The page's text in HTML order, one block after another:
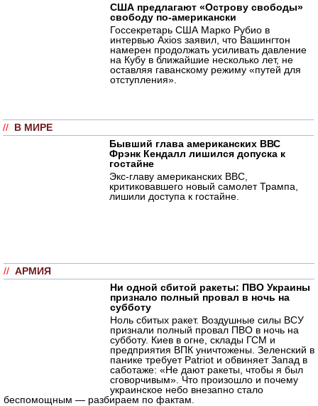
США предлагают «Острову свободы»
свободу по-американски
Госсекретарь США Марко Рубио в
интервью Axios заявил, что Вашингтон
намерен продолжать усиливать давление
на Кубу в ближайшие несколько лет, не
оставляя гаванскому режиму «путей для
отступления».
// В МИРЕ
Бывший глава американских ВВС
Фрэнк Кендалл лишился допуска к
гостайне
Экс-главу американских ВВС,
критиковавшего новый самолет Трампа,
лишили доступа к гостайне.
// АРМИЯ
Ни одной сбитой ракеты: ПВО Украины
признало полный провал в ночь на
субботу
Ноль сбитых ракет. Воздушные силы ВСУ
признали полный провал ПВО в ночь на
субботу. Киев в огне, склады ГСМ и
предприятия ВПК уничтожены. Зеленский в
панике требует Patriot и обвиняет Запад в
саботаже: «Не дают ракеты, чтобы я был
сговорчивым». Что произошло и почему
украинское небо внезапно стало
беспомощным — разбираем по фактам.